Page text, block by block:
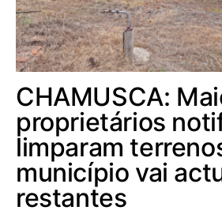
CHAMUSCA:
proprietários
limparam
município vai
restantes